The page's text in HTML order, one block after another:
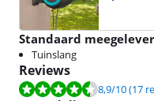
Standaard
Tuinslang
Reviews
Beoordeling is 8,9 van de 10,
8,9/10(17